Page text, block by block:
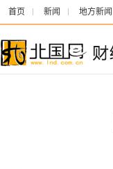
首页 新闻 地方新闻